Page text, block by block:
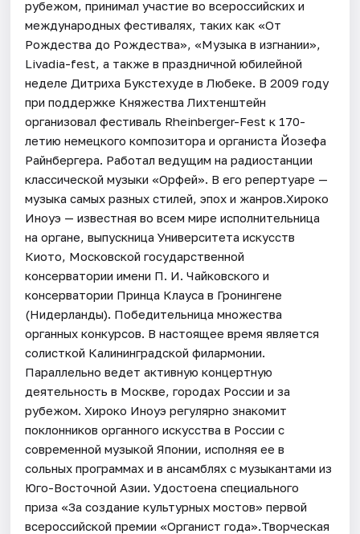
рубежом, принимал участие во всероссийских и
международных фестивалях, таких как «От
Рождества до Рождества», «Музыка в изгнании»,
Livadia-fest, а также в праздничной юбилейной
неделе Дитриха Букстехуде в Любеке. В 2009 году
при поддержке Княжества Лихтенштейн
организовал фестиваль Rheinberger-Fest к 170-
летию немецкого композитора и органиста Йозефа
Райнбергера. Работал ведущим на радиостанции
классической музыки «Орфей». В его репертуаре —
музыка самых разных стилей, эпох и жанров.Хироко
Иноуэ — известная во всем мире исполнительница
на органе, выпускница Университета искусств
Киото, Московской государственной
консерватории имени П. И. Чайковского и
консерватории Принца Клауса в Гронингене
(Нидерланды). Победительница множества
органных конкурсов. В настоящее время является
солисткой Калининградской филармонии.
Параллельно ведет активную концертную
деятельность в Москве, городах России и за
рубежом. Хироко Иноуэ регулярно знакомит
поклонников органного искусства в России с
современной музыкой Японии, исполняя ее в
сольных программах и в ансамблях с музыкантами из
Юго-Восточной Азии. Удостоена специального
приза «За создание культурных мостов» первой
всероссийской премии «Органист года».Творческая